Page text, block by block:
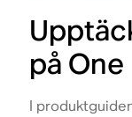
på One
I